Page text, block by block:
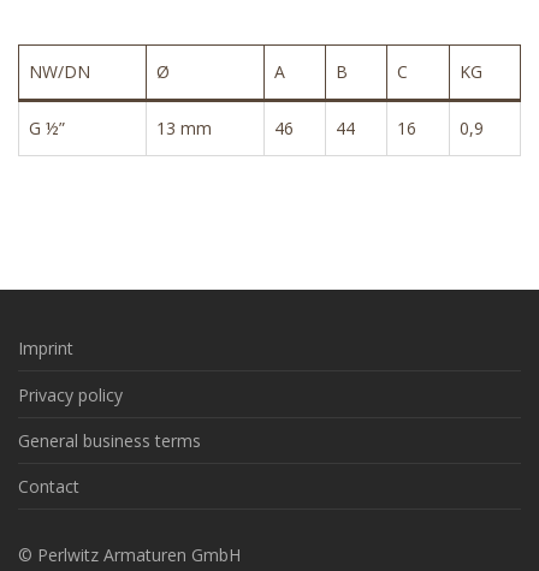
NW/DN Ø A B C KG
G ½” 13 mm 46 44 16 0,9
Imprint
Privacy policy
General business terms
Contact
© Perlwitz Armaturen GmbH